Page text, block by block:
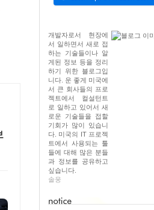
개발자로서 현장에
서 일하면서 새로 접
하는 기술들이나 알
게된 정보 등을 정리
하기 위한 블로그입
니다. 운 좋게 미국에
서 큰 회사들의 프로
젝트에서 컬설턴트
로 일하고 있어서 새
로운 기술들을 접할
기회가 많이 있습니
다. 미국의 IT 프로젝
트에서 사용되는 툴
들에 대해 많은 분들
과 정보를 공유하고
싶습니다.
솔웅